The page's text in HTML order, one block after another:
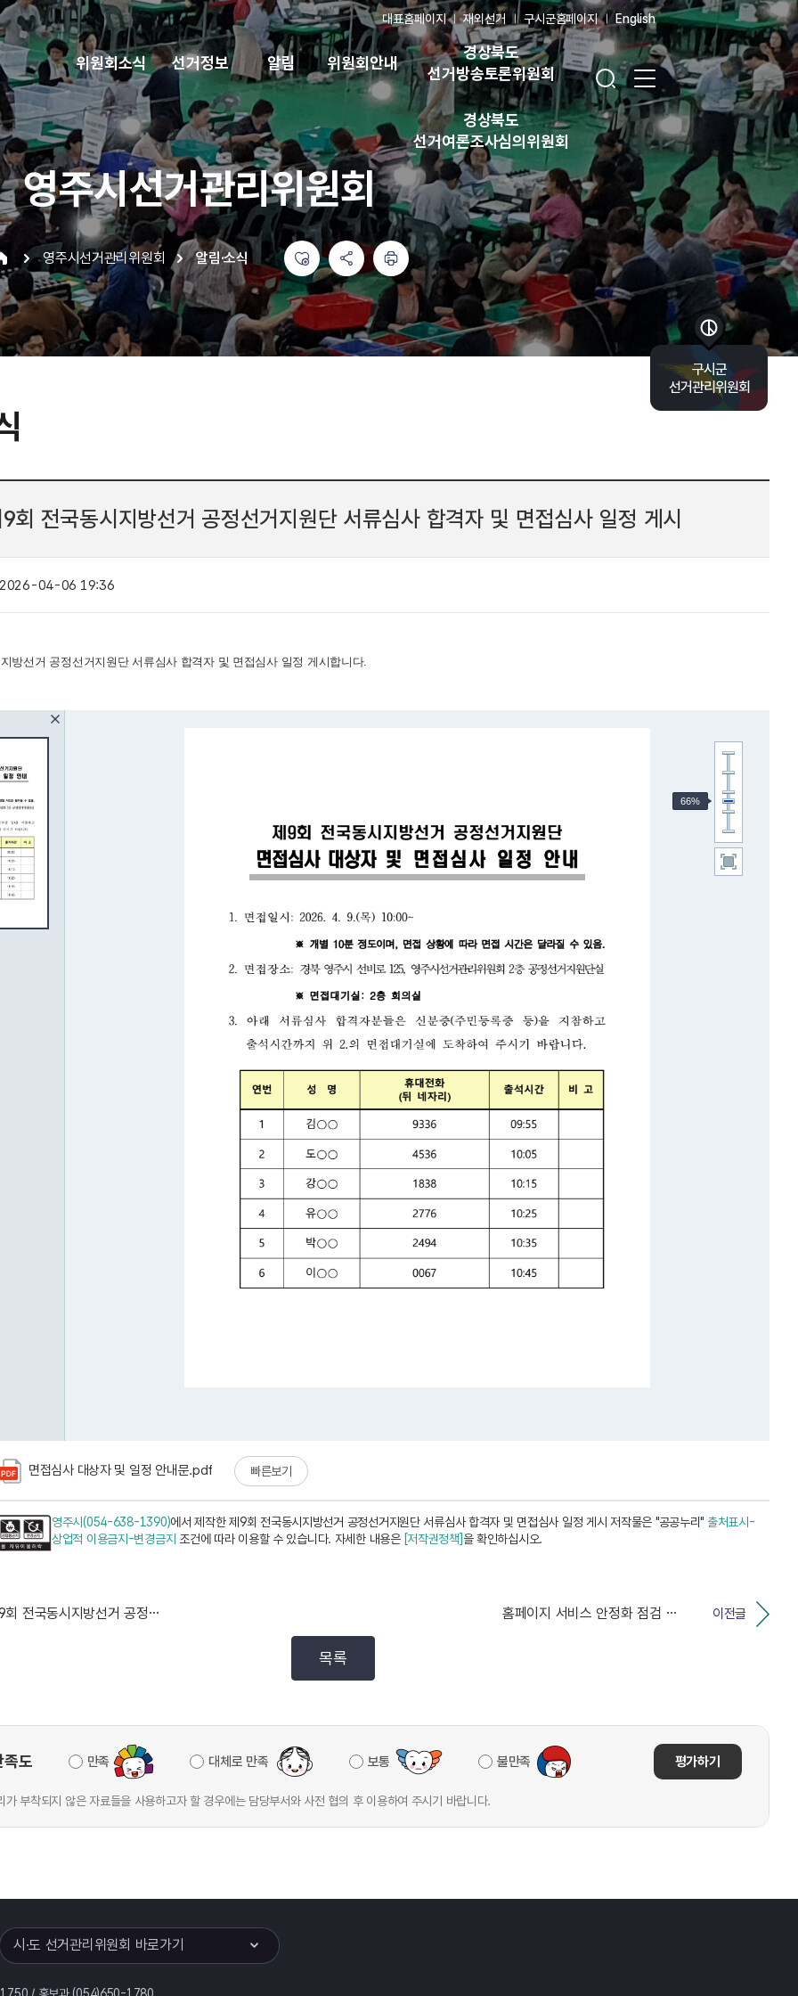
대표홈페이지 재외선거 구시군홈페이지 English
위원회소식 선거정보 알림 위원회안내
경상북도
선거방송토론위원회
경상북도
선거여론조사심의위원회
영주시선거관리위원회
영주시선거관리위원회 알림·소식
회 전국동시지방선거 공정선거지원단 서류심사 합격자 및 면접심사 일정 게시
2026-04-06 19:36
방선거 공정선거지원단 서류심사 합격자 및 면접심사 일정 게시합니다.
면접심사 대상자 및 일정 안내문.pdf 빠른보기
영주시(054-638-1390)에서 제작한 제9회 전국동시지방선거 공정선거지원단 서류심사 합격자 및 면접심사 일정 게시 저작물은 "공공누리" 출처표시-
상업적 이용금지-변경금지 조건에 따라 이용할 수 있습니다. 자세한 내용은 [저작권정책]을 확인하십시오.
제9회 전국동시지방선거 공정선거지원단 최종 합격자 게시 이전글
홈페이지 서비스 안정화 점검 안내(2026. 4. 6....
목록
족도 만족 대체로 만족 보통 불만족 평가하기
가 부착되지 않은 자료들을 사용하고자 할 경우에는 담당부서와 사전 협의 후 이용하여 주시기 바랍니다.
구시군
선거관리위원회
바로가기 목록 열기
시·도 선거관리위원회 바로가기
/ 홍보과 (054)650-1780